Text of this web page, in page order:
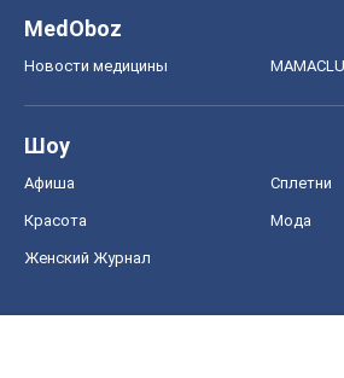
MedOboz
Новости медицины
Шоу
Афиша Сплетни
Красота Мода
Женский Журнал